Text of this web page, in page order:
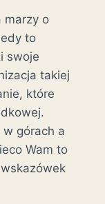
marzy o
to
swoje
takiej
które
górach a
Wam to